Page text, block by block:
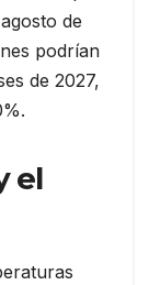
de
podrían
de 2027,
el